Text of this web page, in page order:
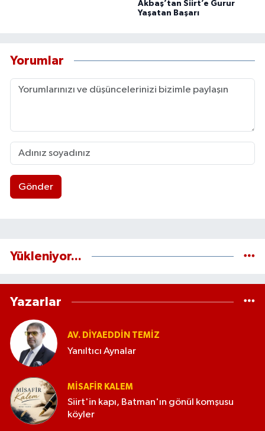
Akbaş’tan Siirt’e Gurur
Yaşatan Başarı
Yorumlar
Gönder
Yükleniyor...
Yazarlar
AV. DIYAEDDIN TEMIZ
Yanıltıcı Aynalar
MISAFIR KALEM
Siirt'in kapı, Batman'ın gönül komşusu
köyler